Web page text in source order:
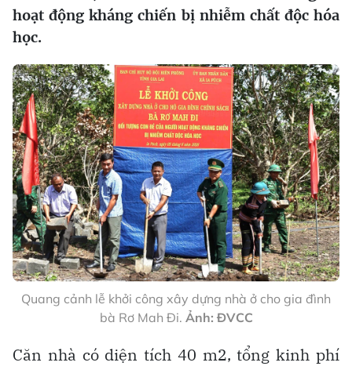
hoạt động kháng chiến bị nhiễm chất độc hóa
học.
Quang cảnh lễ khởi công xây dựng nhà ở cho gia đình
bà Rơ Mah Đi. Ảnh: ĐVCC
Căn nhà có diện tích 40 m2, tổng kinh phí